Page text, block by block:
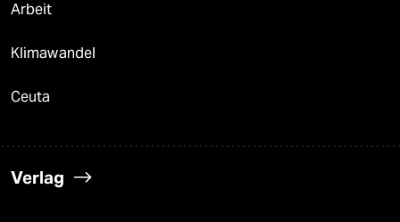
Arbeit
Klimawandel
Ceuta
Verlag